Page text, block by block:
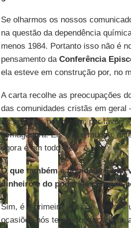
Se olharmos os nossos
na questão da dependência
menos 1984. Portanto isso não é
pensamento daConferência
ela esteve em construção por, no
A carta recolhe as preocupações
das comunidades cristãs em geral
As pessoas nos dizem: por favor,
esmagadora. Eis o que mudou:
agora é em todo ele.
O que também é novidade é que
dinheiro e do poder das drogas
Sim, é a primeira vez que fizemos
ocasiões nós tenhamos tocado no